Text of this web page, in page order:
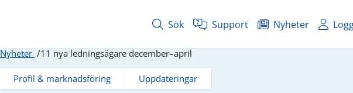
Sök Support Nyheter
Nyheter 11 nya ledningsägare december–april
Profil & marknadsföring Uppdateringar